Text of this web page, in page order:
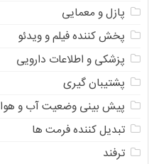
پازل و معمایی
پخش کننده فیلم و ویدئو
پزشکی و اطلاعات دارویی
پشتیبان گیری
پیش بینی وضعیت آب و هوا
تبدیل کننده فرمت ها
ترفند